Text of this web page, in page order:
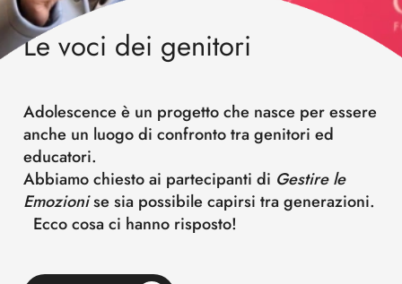
Le voci dei genitori
Adolescence è un progetto che nasce per essere
anche un luogo di confronto tra genitori ed
educatori.
Abbiamo chiesto ai partecipanti di Gestire le
Emozionise sia possibile capirsi tra generazioni.
Ecco cosa ci hanno risposto!